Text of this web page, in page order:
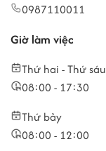
0987110011
Giờ làm việc
Thứ hai - Thứ sáu
08:00 - 17:30
Thứ bảy
08:00 - 12:00